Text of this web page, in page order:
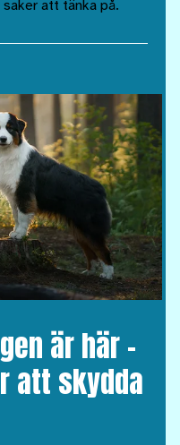
att tänka på.
är här –
att skydda